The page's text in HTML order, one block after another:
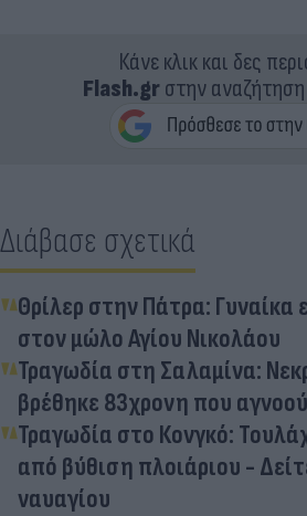
Κάνε κλικ και δες
Flash.grστην
Διάβασε σχετικά
Θρίλερ στην Πάτρα: Γυναίκα
στον μώλο Αγίου Νικολάου
Τραγωδία στη Σαλαμίνα:
βρέθηκε 83χρονη που
Τραγωδία στο Κονγκό:
από βύθιση πλοιάριου -
ναυαγίου